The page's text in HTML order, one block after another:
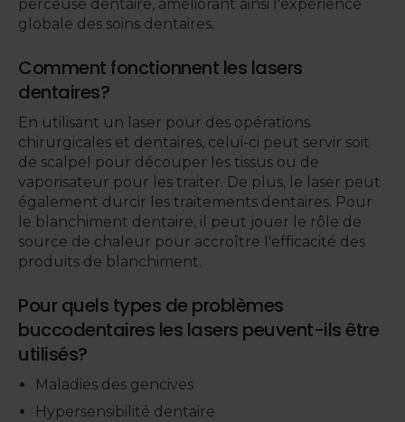
perceuse dentaire, améliorant ainsi l'expérience
globale des soins dentaires.
Comment fonctionnent les lasers
dentaires?
En utilisant un laser pour des opérations
chirurgicales et dentaires, celui-ci peut servir soit
de scalpel pour découper les tissus ou de
vaporisateur pour les traiter. De plus, le laser peut
également durcir les traitements dentaires. Pour
le blanchiment dentaire, il peut jouer le rôle de
source de chaleur pour accroître l'efficacité des
produits de blanchiment.
Pour quels types de problèmes
buccodentaires les lasers peuvent-ils être
utilisés?
Maladies des gencives
Hypersensibilité dentaire